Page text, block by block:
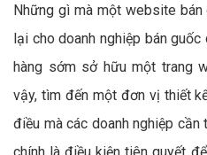
Những gì mà một website bán
lại cho doanh nghiệp bán
hàng sớm sở hữu một trang
vậy, tìm đến một đơn vị thiết
điều mà các doanh nghiệp
chính là điều kiện tiên quyết